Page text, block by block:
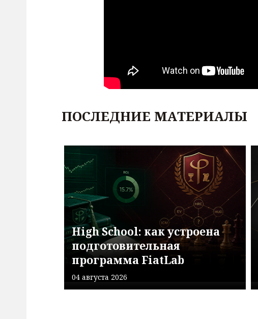
ПОСЛЕДНИЕ МАТЕРИАЛЫ
High School: как устроена
подготовительная
программа FiatLab
04 августа 2026